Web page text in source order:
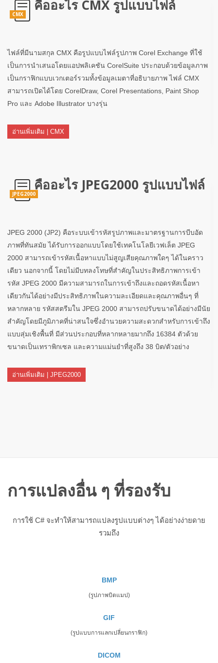
CMX
คืออะไร CMX รูปแบบไฟล์
ไฟล์ที่มีนามสกุล CMX คือรูปแบบไฟล์รูปภาพ Corel Exchange ที่ใช้
เป็นการนำเสนอโดยแอปพลิเคชัน CorelSuite ประกอบด้วยข้อมูลภาพ
เป็นกราฟิกแบบเวกเตอร์รวมทั้งข้อมูลเมตาที่อธิบายภาพ ไฟล์ CMX
สามารถเปิดได้โดย CorelDraw, Corel Presentations, Paint Shop
Pro และ Adobe Illustrator บางรุ่น
อ่านเพิ่มเติม | CMX
JPEG2000
คืออะไร JPEG2000 รูปแบบไฟล์
JPEG 2000 (JP2) คือระบบเข้ารหัสรูปภาพและมาตรฐานการบีบอัด
ภาพที่ทันสมัย ได้รับการออกแบบโดยใช้เทคโนโลยีเวฟเล็ต JPEG
2000 สามารถเข้ารหัสเนื้อหาแบบไม่สูญเสียคุณภาพใดๆ ได้ในคราว
เดียว นอกจากนี้ โดยไม่มีบทลงโทษที่สำคัญในประสิทธิภาพการเข้า
รหัส JPEG 2000 มีความสามารถในการเข้าถึงและถอดรหัสเนื้อหา
เดียวกันได้อย่างมีประสิทธิภาพในความละเอียดและคุณภาพอื่นๆ ที่
หลากหลาย รหัสสตรีมใน JPEG 2000 สามารถปรับขนาดได้อย่างมีนัย
สำคัญโดยมีภูมิภาคที่น่าสนใจซึ่งอำนวยความสะดวกสำหรับการเข้าถึง
แบบสุ่มเชิงพื้นที่ มีส่วนประกอบที่หลากหลายมากถึง 16384 ตัวด้วย
ขนาดเป็นเทราพิกเซล และความแม่นยำที่สูงถึง 38 บิต/ตัวอย่าง
อ่านเพิ่มเติม | JPEG2000
การแปลงอื่น ๆ ที่รองรับ
การใช้ C# จะทำให้สามารถแปลงรูปแบบต่างๆ ได้อย่างง่ายดาย
รวมถึง
BMP
(รูปภาพบิตแมป)
GIF
(รูปแบบการแลกเปลี่ยนกราฟิก)
DICOM